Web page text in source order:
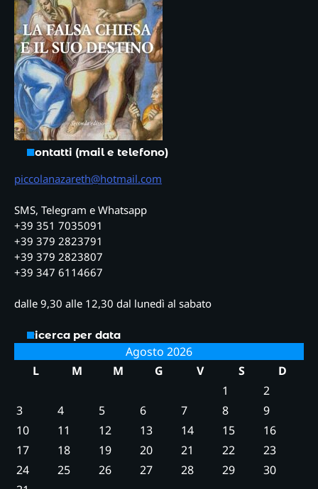
Contatti (mail e telefono)
piccolanazareth@hotmail.com
SMS, Telegram e Whatsapp
+39 351 7035091
+39 379 2823791
+39 379 2823807
+39 347 6114667
dalle 9,30 alle 12,30 dal lunedì al sabato
Ricerca per data
Agosto 2026
L
M M G V S
D
1
2
3
4 5 6 7 8
9
10
11 12 13 14 15
16
17
18 19 20 21 22
23
24
25 26 27 28 29
30